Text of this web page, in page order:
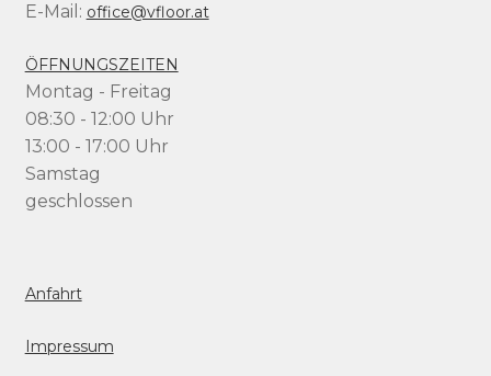
E-Mail: office@vfloor.at
ÖFFNUNGSZEITEN
Montag - Freitag
08:30 - 12:00 Uhr
13:00 - 17:00 Uhr
Samstag
geschlossen
Anfahrt
Impressum